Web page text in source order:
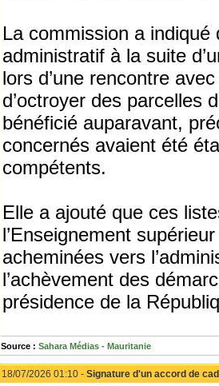
La commission a
administratif à la suite
lors d’une rencontre
d’octroyer des parcelles
bénéficié auparavant,
concernés avaient été
compétents.
Elle a ajouté que ces
l’Enseignement
acheminées vers
l’achèvement des
présidence de la
Source : Sahara Médias - Mauritanie
18/07/2026 01:10 - Signature d'un accord de